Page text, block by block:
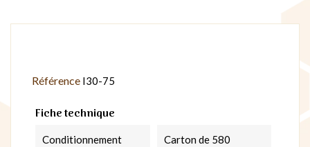
Référence I30-75
Fiche technique
Conditionnement
Carton de 580